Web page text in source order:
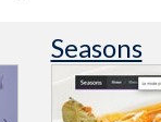
Seasons